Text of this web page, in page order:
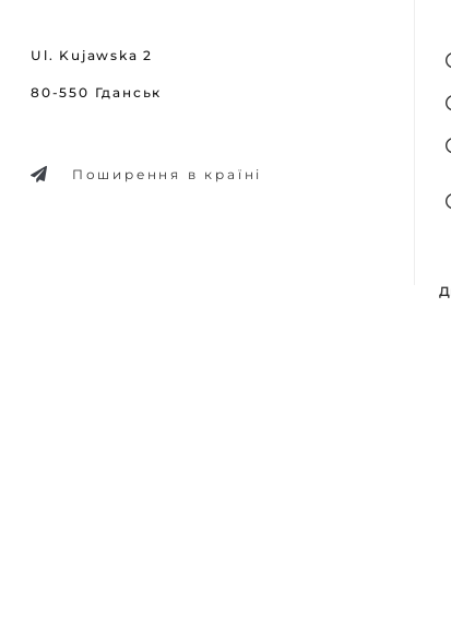
Ul. Kujawska 2
80-550 Гданськ
Поширення в країні